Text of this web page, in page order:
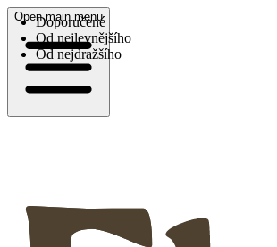
Open main menu
Doporučené
Od nejlevnějšího
Od nejdražšího